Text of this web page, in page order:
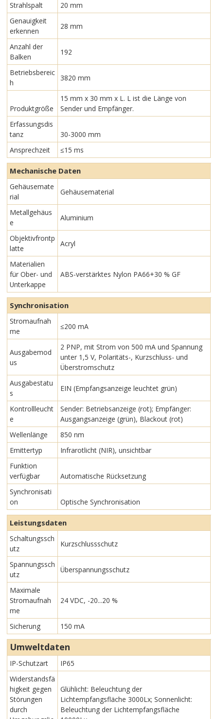
Strahlspalt
20 mm
Genauigkeit
erkennen
28 mm
Anzahl der
Balken
192
Betriebsbereic
h
3820 mm
Produktgröße
15 mm x 30 mm x L. L ist die Länge von
Sender und Empfänger.
Erfassungsdis
tanz
30-3000 mm
Ansprechzeit
≤15 ms
Mechanische Daten
Gehäusemate
rial
Gehäusematerial
Metallgehäus
e
Aluminium
Objektivfrontp
latte
Acryl
Materialien
für Ober- und
Unterkappe
ABS-verstärktes Nylon PA66+30 % GF
Synchronisation
Stromaufnah
me
≤200 mA
Ausgabemod
us
2 PNP, mit Strom von 500 mA und Spannung
unter 1,5 V, Polaritäts-, Kurzschluss- und
Überstromschutz
Ausgabestatu
s
EIN (Empfangsanzeige leuchtet grün)
Kontrollleucht
e
Sender: Betriebsanzeige (rot); Empfänger:
Ausgangsanzeige (grün), Blackout (rot)
Wellenlänge
850 nm
Emittertyp
Infrarotlicht (NIR), unsichtbar
Funktion
verfügbar
Automatische Rücksetzung
Synchronisati
on
Optische Synchronisation
Leistungsdaten
Schaltungssch
utz
Kurzschlussschutz
Spannungssch
utz
Überspannungsschutz
Maximale
Stromaufnah
me
24 VDC, -20...20 %
Sicherung 150 mA
Umweltdaten
IP-Schutzart
IP65
Widerstandsfä
higkeit gegen
Störungen
durch
Glühlicht: Beleuchtung der
Lichtempfangsfläche 3000Lx; Sonnenlicht:
Beleuchtung der Lichtempfangsfläche